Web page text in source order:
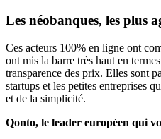
Les néobanques, les plus
Ces acteurs 100% en ligne ont
ont mis la barre très haut en
transparence des prix. Elles sont
startups et les petites entreprises
et de la simplicité.
Qonto, le leader européen qui